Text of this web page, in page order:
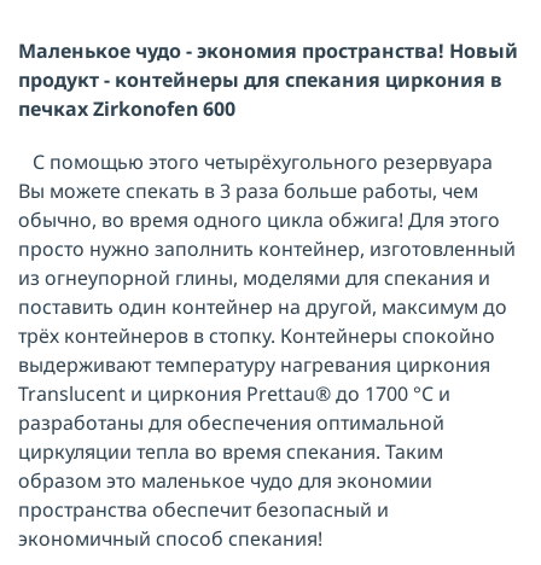
Маленькое чудо - экономия пространства! Новый
продукт - контейнеры для спекания циркония в
печках Zirkonofen 600
С помощью этого четырёхугольного резервуара
Вы можете спекать в 3 раза больше работы, чем
обычно, во время одного цикла обжига! Для этого
просто нужно заполнить контейнер, изготовленный
из огнеупорной глины, моделями для спекания и
поставить один контейнер на другой, максимум до
трёх контейнеров в стопку. Контейнеры спокойно
выдерживают температуру нагревания циркония
Translucent и циркония Prettau® до 1700 °C и
разработаны для обеспечения оптимальной
циркуляции тепла во время спекания. Таким
образом это маленькое чудо для экономии
пространства обеспечит безопасный и
экономичный способ спекания!